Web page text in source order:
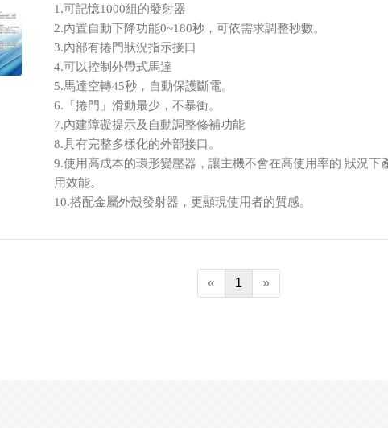
1.可記憶1000組的發射器
2.內置自動下降功能0~180秒，可依需求調整秒數。
3.內部有捲門狀況指示接口
4.可以控制外帶式馬達
5.馬達空轉45秒，自動保護斷電。
6.「捲門」滑動最少，不暴衝。
7.內建障礙提示及自動調整修補功能
8.具有完整多樣化的外部接口。
9.使用高成本的環形變壓器，讓主機不會在高使用率的 狀況下
用效能。
10.搭配金屬外殼發射器，更顯現使用者的質感。
« 1 »